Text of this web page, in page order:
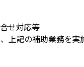
せ対応等
上記の補助業務を実